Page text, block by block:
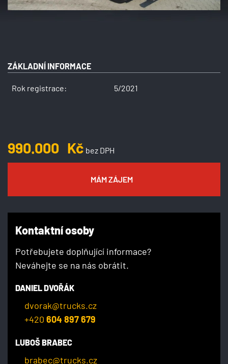
990.000 Kč bez DPH
MÁM ZÁJEM
Kontaktní osoby
Potřebujete doplňující informace?
Neváhejte se na nás obrátit.
DANIEL DVOŘÁK
dvorak@trucks.cz
+420604 897 679
LUBOŠ BRABEC
brabec@trucks.cz
ZÁKLADNÍ INFORMACE
Rok registrace: 5/2021